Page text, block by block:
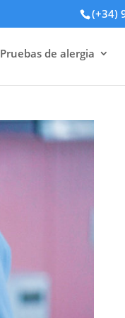
(+34)
Pruebas de alergia